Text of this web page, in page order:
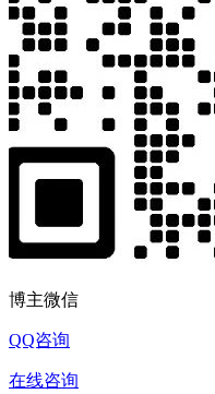
博主微信
QQ咨询
在线咨询